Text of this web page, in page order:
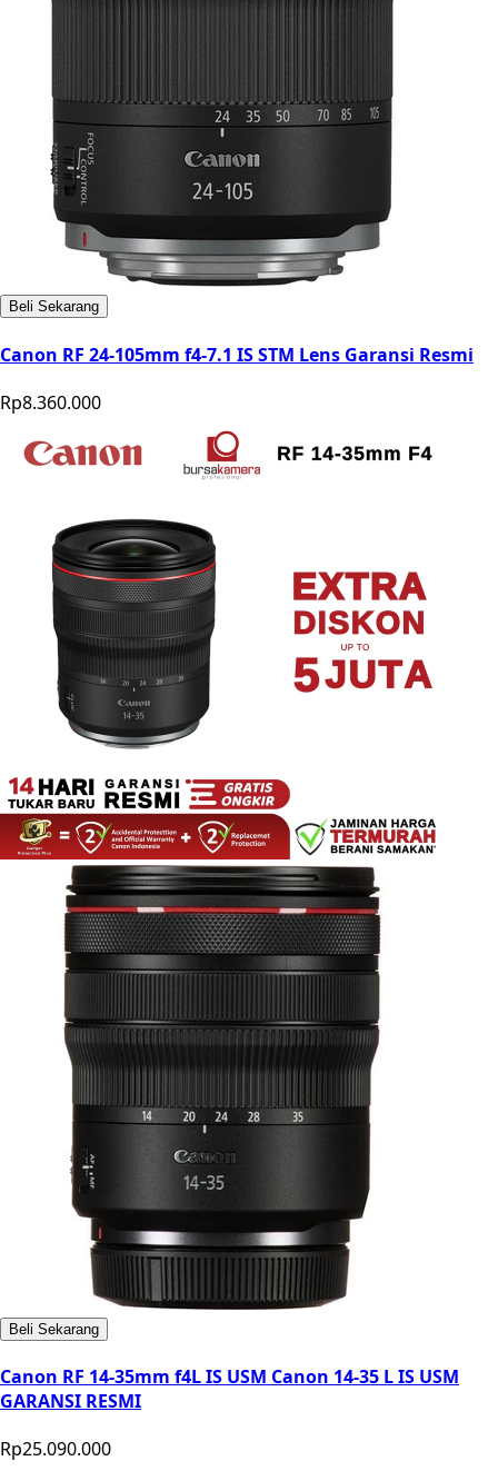
Beli Sekarang
Canon RF 24-105mm f4-7.1 IS STM Lens Garansi Resmi
Rp8.360.000
Beli Sekarang
Canon RF 14-35mm f4L IS USM Canon 14-35 L IS USM
GARANSI RESMI
Rp25.090.000